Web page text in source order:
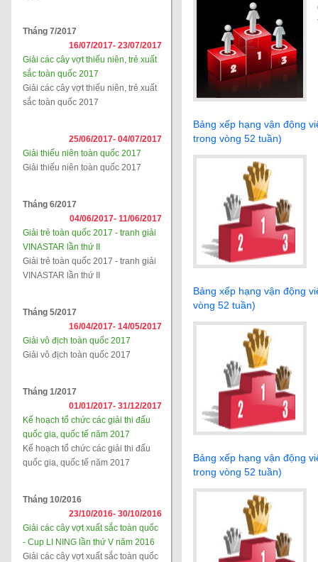
Tháng 7/2017
16/07/2017- 23/07/2017
Giải các cây vợt thiếu niên, trẻ xuất
sắc toàn quốc 2017
Giải các cây vợt thiếu niên, trẻ xuất
sắc toàn quốc 2017
25/06/2017- 04/07/2017
Giải thiếu niên toàn quốc 2017
Giải thiếu niên toàn quốc 2017
Tháng 6/2017
04/06/2017- 11/06/2017
Giải trẻ toàn quốc 2017 - tranh giải
VINASTAR lần thứ II
Giải trẻ toàn quốc 2017 - tranh giải
VINASTAR lần thứ II
Tháng 5/2017
16/04/2017- 14/05/2017
Giải vô địch toàn quốc 2017
Giải vô địch toàn quốc 2017
Tháng 1/2017
01/01/2017- 31/12/2017
Kế hoạch tổ chức các giải thi đấu
quốc gia, quốc tế năm 2017
Kế hoạch tổ chức các giải thi đấu
quốc gia, quốc tế năm 2017
Tháng 10/2016
23/10/2016- 30/10/2016
Giải các cây vợt xuất sắc toàn quốc
- Cup LI NING lần thứ V năm 2016
Giải các cây vợt xuất sắc toàn quốc
Bảng xếp hạng vận động
trong vòng 52 tuần)
Bảng xếp hạng vận động
vòng 52 tuần)
Bảng xếp hạng vận động
trong vòng 52 tuần)